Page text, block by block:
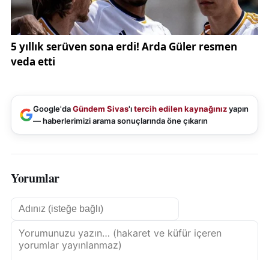
Google'daGündem Sivas'ıtercih edilen kaynağınızyapın
— haberlerimizi arama sonuçlarında öne çıkarın
Yorumlar